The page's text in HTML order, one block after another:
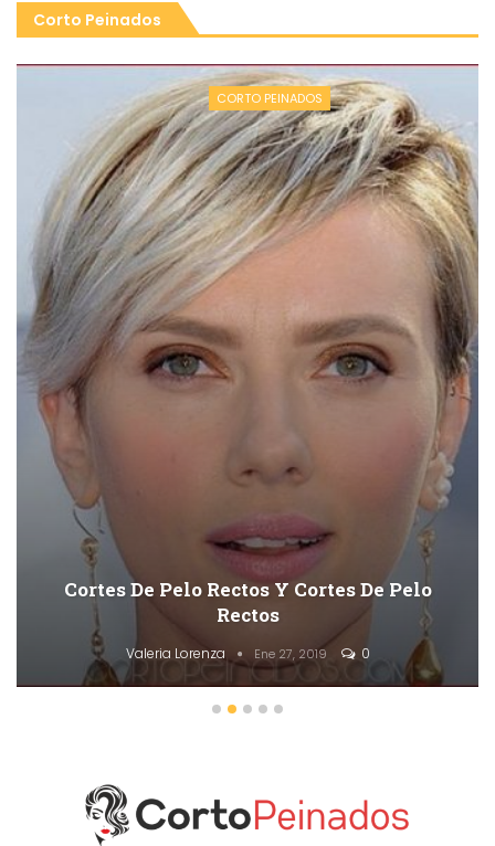
Corto Peinados
CORTO PEINADOS
50 Cortes De Pelo En Capas Cortas
Descaradas
Valeria Lorenza Ene 27, 2019 0